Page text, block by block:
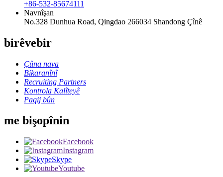
+86-532-85674111
Navnîşan
No.328 Dunhua Road, Qingdao 266034 Shandong Çînê
birêvebir
Çûna nava
Bikaranînî
Recruiting Partners
Kontrola Kalîteyê
Paqij bûn
me bişopînin
Facebook
Instagram
Skype
Youtube